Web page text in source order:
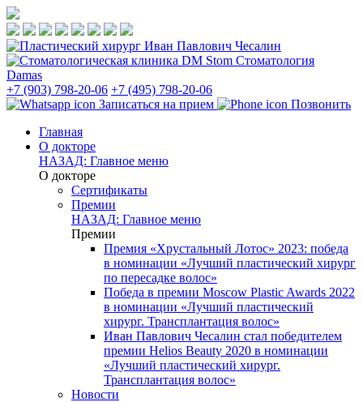
Стоматология
Damas
+7 (903) 798-20-06 +7 (495) 798-20-06
Записаться на прием
Позвонить
Главная
О докторе
НАЗАД: Главное меню
О докторе
Сертификаты
Премии
НАЗАД: Главное меню
Премии
Премия «Хрустальный Лотос» 2023: победа
в номинации «Лучший пластический хирург
по пересадке волос»
Победа в премии Moscow Plastic Awards 2022
в номинации «Лучший пластический
хирург. Трансплантация волос»
Иван Павлович Чесалин стал победителем
премии Helios Beauty 2020 в номинации
«Лучший пластический хирург.
Трансплантация волос»
Новости